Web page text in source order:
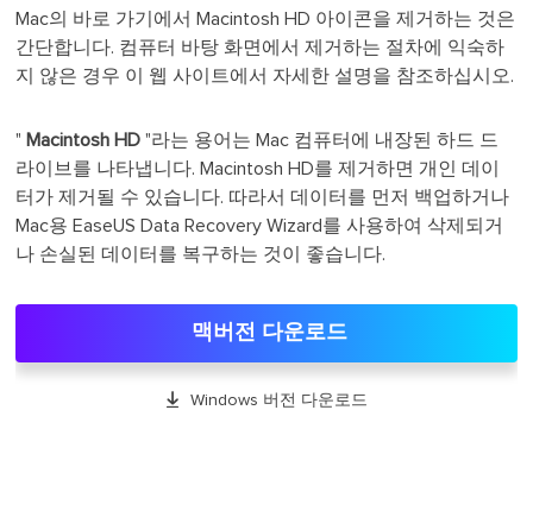
Mac의 바로 가기에서 Macintosh HD 아이콘을 제거하는 것은
간단합니다. 컴퓨터 바탕 화면에서 제거하는 절차에 익숙하
지 않은 경우 이 웹 사이트에서 자세한 설명을 참조하십시오.
" Macintosh HD "라는 용어는 Mac 컴퓨터에 내장된 하드 드
라이브를 나타냅니다. Macintosh HD를 제거하면 개인 데이
터가 제거될 수 있습니다. 따라서 데이터를 먼저 백업하거나
Mac용 EaseUS Data Recovery Wizard를 사용하여 삭제되거
나 손실된 데이터를 복구하는 것이 좋습니다.
맥버전 다운로드
 Windows 버전 다운로드